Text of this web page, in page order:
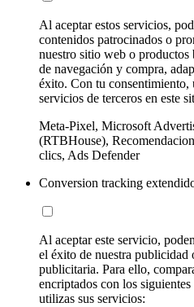
Al aceptar estos servicios,
contenidos patrocinados o
nuestro sitio web o productos
de navegación y compra,
éxito. Con tu consentimiento,
servicios de terceros en este
Meta-Pixel, Microsoft
(RTBHouse),
clics, Ads Defender
Conversion tracking
Al aceptar este servicio,
el éxito de nuestra publicidad
publicitaria. Para ello,
encriptados con los
utilizas sus servicios: